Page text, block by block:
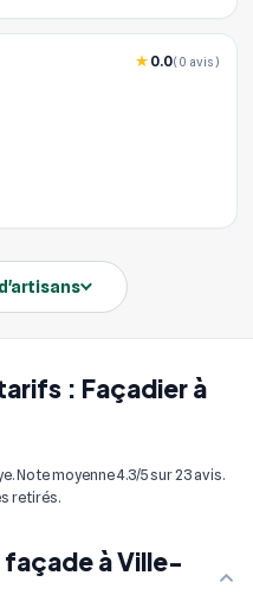
: Façadier à
Note moyenne 4.3/5 sur 23 avis.
retirés.
façade à Ville-
0.0(0 avis)